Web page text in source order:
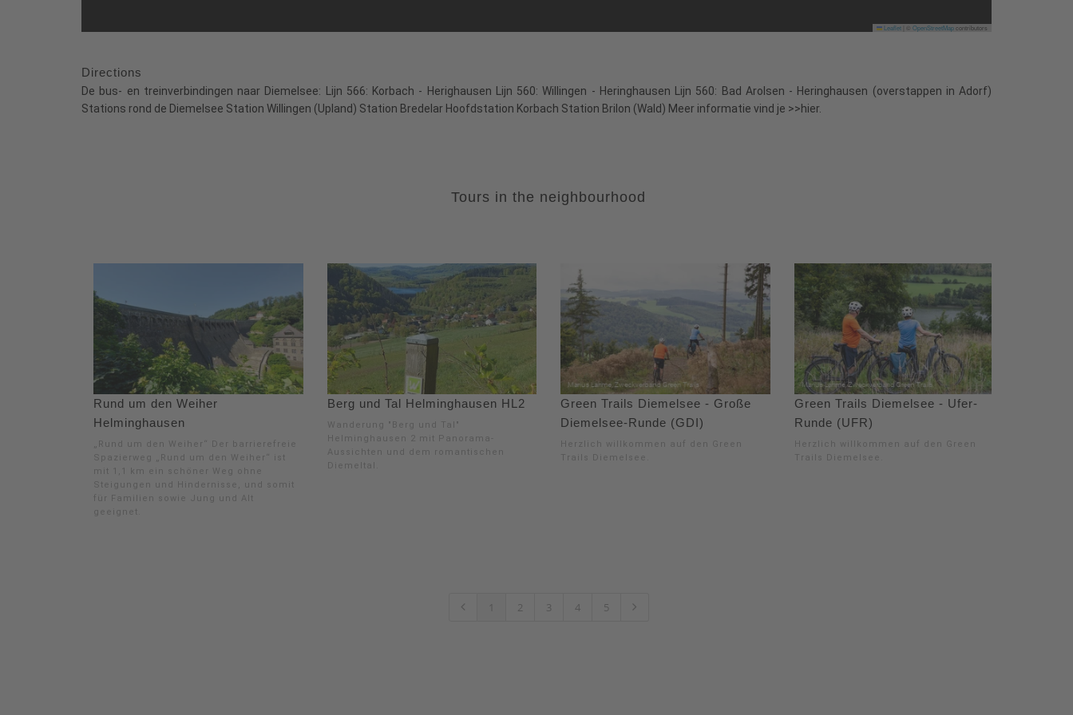
Leaflet OpenStreetMapcontributors
Directions
De bus- en treinverbindingen naar Diemelsee: Lijn 566: Korbach - Herighausen Lijn 560: Willingen - Heringhausen Lijn 560: Bad Arolsen - Heringhausen (overstappen in Adorf)
Stations rond de Diemelsee Station Willingen (Upland) Station Bredelar Hoofdstation Korbach Station Brilon (Wald) Meer informatie vind je >>hier.
Tours in the neighbourhood
Rund um den Weiher
Helminghausen
„Rund um den Weiher“ Der barrierefreie
Spazierweg „Rund um den Weiher“ ist
mit 1,1 km ein schöner Weg ohne
Steigungen und Hindernisse, und somit
für Familien sowie Jung und Alt
geeignet.
Berg und Tal Helminghausen HL2
Wanderung "Berg und Tal"
Helminghausen 2 mit Panorama-
Aussichten und dem romantischen
Diemeltal.
Green Trails Diemelsee - Große
Diemelsee-Runde (GDI)
Herzlich willkommen auf den Green
Trails Diemelsee.
Green Trails Diemelsee - Ufer-
Runde (UFR)
Herzlich willkommen auf den Green
Trails Diemelsee.
1 2 3 4 5